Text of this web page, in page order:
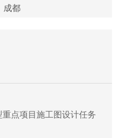
、PHOTOSHOP、
成都
点项目施工图设计任务